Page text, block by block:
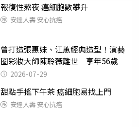
報復性熬夜 癌細胞數攀升
安達人壽 安心抗癌
曾打造張惠妹、江蕙經典造型！演藝
圈彩妝大師陳聆薇離世 享年56歲
2026-07-29
甜點手搖下午茶 癌細胞易找上門
安達人壽 安心抗癌